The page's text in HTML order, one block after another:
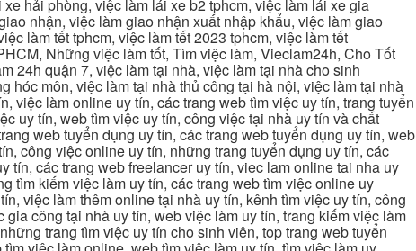
hải phòng, việc làm lái xe b2 tphcm, việc làm lái xe gia
nhận, việc làm giao nhận xuất nhập khẩu, việc làm giao
làm tết tphcm, việc làm tết 2023 tphcm, việc làm tết
Những việc làm tốt, Tìm việc làm, Vieclam24h, Cho Tốt
24h quận 7, việc làm tại nhà, việc làm tại nhà cho sinh
hóc môn, việc làm tại nhà thủ công tại hà nội, việc làm tại nhà
việc làm online uy tín, các trang web tìm việc uy tín, trang tuyển
uy tín, web tìm việc uy tín, công việc tại nhà uy tín và chất
web tuyển dụng uy tín, các trang web tuyển dụng uy tín, web
công việc online uy tín, những trang tuyển dụng uy tín, các
tín, các trang web freelancer uy tín, viec lam online tai nha uy
tìm kiếm việc làm uy tín, các trang web tìm việc online uy
việc làm thêm online tại nhà uy tín, kênh tìm việc uy tín, công
công tại nhà uy tín, web việc làm uy tín, trang kiếm việc làm
trang tìm việc uy tín cho sinh viên, top trang web tuyển